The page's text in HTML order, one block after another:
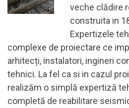
veche clădire
construita in
Expertizele
complexe de proiectare ce
arhitecți, instalatori, ingineri
tehnici. La fel ca si in cazul
realizăm o simplă expertiză
completă de reabilitare